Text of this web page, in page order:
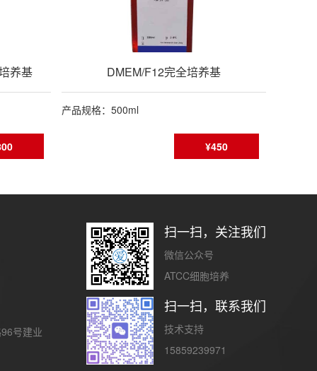
养基 DMEM/F12完全培养基
产品规格：500ml
¥450
号建业
扫一扫，关注我们
微信公众号
ATCC细胞培养
扫一扫，联系我们
技术支持
15859239971